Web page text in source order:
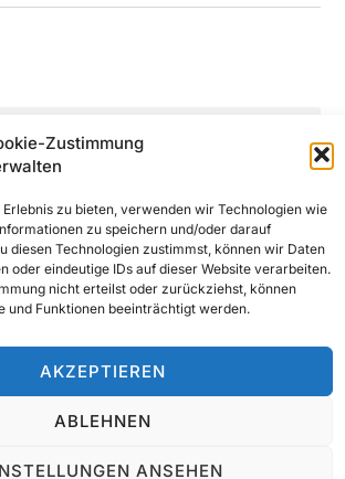
Zustimmung
zu bieten, verwenden wir Technologien wie
zu speichern und/oder darauf
diesen Technologien zustimmst, können wir Daten
oder eindeutige IDs auf dieser Website verarbeiten.
nicht erteilst oder zurückziehst, können
und Funktionen beeinträchtigt werden.
AKZEPTIEREN
ABLEHNEN
ANSEHEN